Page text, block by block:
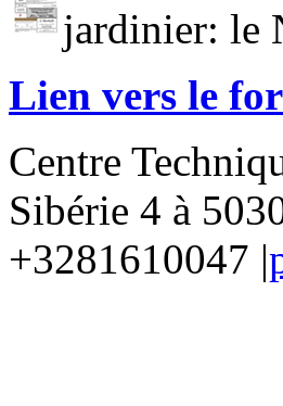
jardinier: le
Lien vers le
Centre
Sibérie 4 à
+3281610047 |